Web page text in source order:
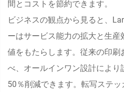
間とコストを節約できます。
ビジネスの観点から見ると、
ーはサービス能力の拡大と生
値をもたらします。従来の印
べ、オールインワン設計により
50％削減できます。転写ステ